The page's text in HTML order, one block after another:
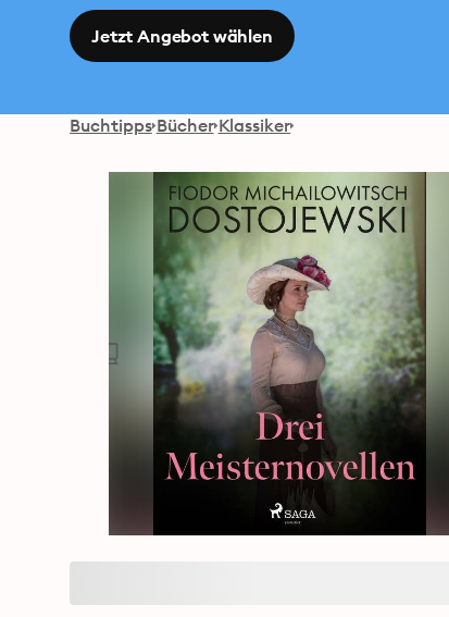
Jetzt Angebot wählen
Buchtipps Bücher Klassiker